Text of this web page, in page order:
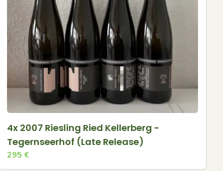
4x 2007 Riesling Ried Kellerberg -
Tegernseerhof (Late Release)
295 €